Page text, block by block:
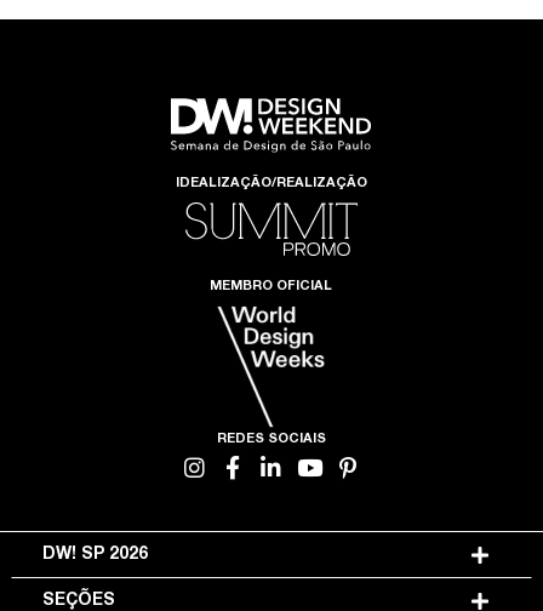
IDEALIZAÇÃO/REALIZAÇÃO
MEMBRO OFICIAL
REDES SOCIAIS
DW! SP 2026
SEÇÕES